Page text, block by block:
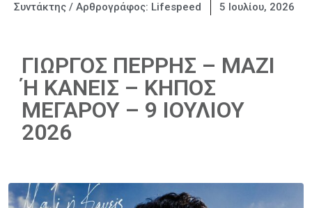
Συντάκτης / Αρθρογράφος: Lifespeed 5 Ιουλίου, 2026
ΓΙΩΡΓΟΣ ΠΕΡΡΗΣ – ΜΑΖΙ
Ή ΚΑΝΕΙΣ – ΚΗΠΟΣ
ΜΕΓΑΡΟΥ – 9 ΙΟΥΛΙΟΥ
2026